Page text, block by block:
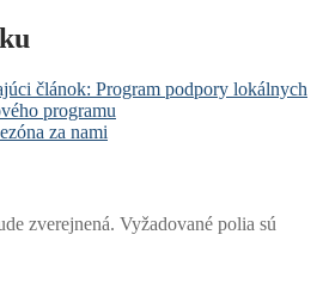
článok: Program podpory lokálnych
programu
za nami
zverejnená. Vyžadované polia sú